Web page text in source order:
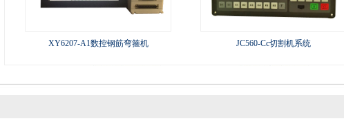
XY6207-A1数控钢筋弯箍机 JC560-Cc切割机系统